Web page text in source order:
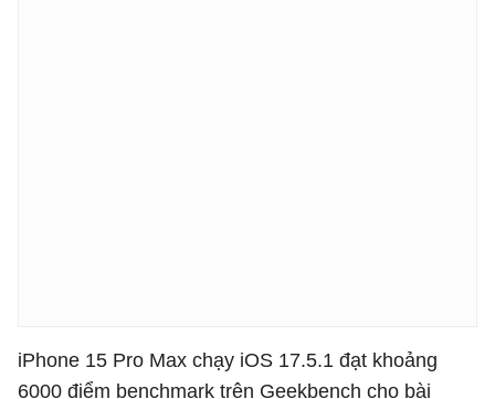
iPhone 15 Pro Max chạy iOS 17.5.1 đạt khoảng
6000 điểm benchmark trên Geekbench cho bài